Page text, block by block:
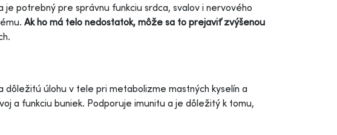
potrebný pre správnu funkciu srdca, svalov i nervového
Ak ho má telo nedostatok, môže sa to prejaviť zvýšenou
dôležitú úlohu v tele pri metabolizme mastných kyselín a
a funkciu buniek. Podporuje imunitu a je dôležitý k tomu,